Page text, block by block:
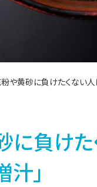
や黄砂に負けたくない人
負けた
」